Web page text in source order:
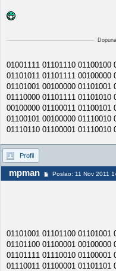
01001111 01101110 01100100
01101011 01101111 00100000
01101001 00100000 01101001
01110000 01101111 01101010
00100000 01100011 01100101
01100101 00100000 01110010
01110110 01100001 01110010
Profil
mpman Poslao: 11 Nov 2011
01101001 01101100 01101001
01101100 01100001 00100000
01101111 01110010 01100001
01110011 01100001 01101101